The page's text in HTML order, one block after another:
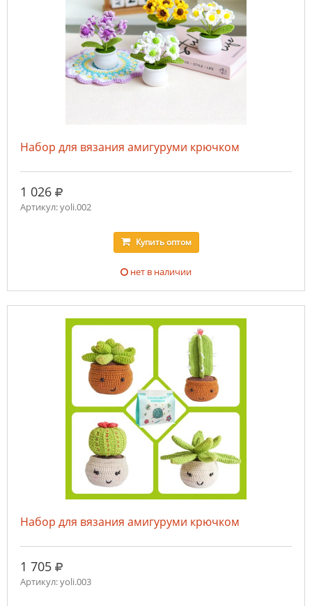
Набор для вязания амигуруми крючком
1 026 руб.
Артикул: yoli.002
Купитьоптом
нет в наличии
Набор для вязания амигуруми крючком
1 705 руб.
Артикул: yoli.003